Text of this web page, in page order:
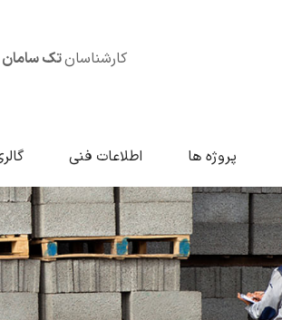
کارشناسانتک
پروژه ها اطلاعات فنی